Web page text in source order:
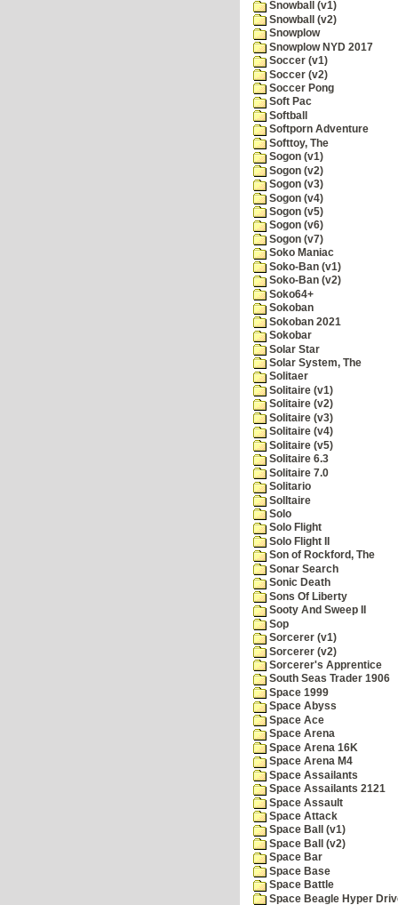
Snowball (v1)
Snowball (v2)
Snowplow
Snowplow NYD 2017
Soccer (v1)
Soccer (v2)
Soccer Pong
Soft Pac
Softball
Softporn Adventure
Softtoy, The
Sogon (v1)
Sogon (v2)
Sogon (v3)
Sogon (v4)
Sogon (v5)
Sogon (v6)
Sogon (v7)
Soko Maniac
Soko-Ban (v1)
Soko-Ban (v2)
Soko64+
Sokoban
Sokoban 2021
Sokobar
Solar Star
Solar System, The
Solitaer
Solitaire (v1)
Solitaire (v2)
Solitaire (v3)
Solitaire (v4)
Solitaire (v5)
Solitaire 6.3
Solitaire 7.0
Solitario
Solltaire
Solo
Solo Flight
Solo Flight II
Son of Rockford, The
Sonar Search
Sonic Death
Sons Of Liberty
Sooty And Sweep II
Sop
Sorcerer (v1)
Sorcerer (v2)
Sorcerer's Apprentice
South Seas Trader 1906
Space 1999
Space Abyss
Space Ace
Space Arena
Space Arena 16K
Space Arena M4
Space Assailants
Space Assailants 2121
Space Assault
Space Attack
Space Ball (v1)
Space Ball (v2)
Space Bar
Space Base
Space Battle
Space Beagle Hyper